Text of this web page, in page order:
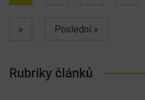
» Poslední »
Rubriky článků